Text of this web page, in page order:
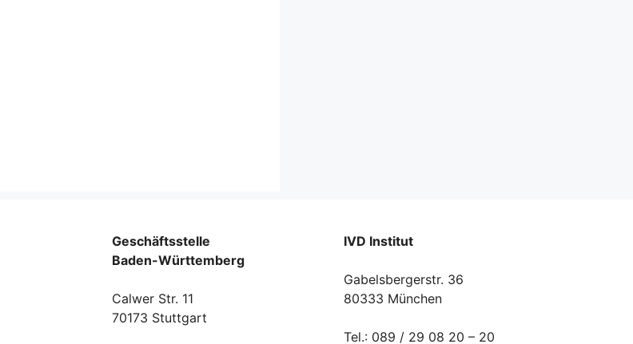
Geschäftsstelle
Baden-Württemberg
Calwer Str. 11
70173 Stuttgart
IVD Institut
Gabelsbergerstr. 36
80333 München
Tel.: 089 / 29 08 20 – 20